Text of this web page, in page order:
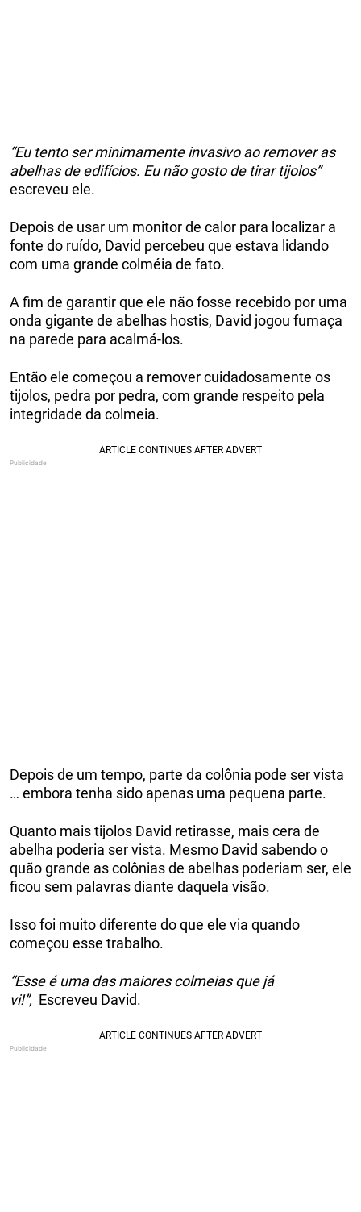
“Eu tento ser minimamente invasivo ao remover as
abelhas de edifícios. Eu não gosto de tirar tijolos”
escreveu ele.
Depois de usar um monitor de calor para localizar a
fonte do ruído, David percebeu que estava lidando
com uma grande colméia de fato.
A fim de garantir que ele não fosse recebido por uma
onda gigante de abelhas hostis, David jogou fumaça
na parede para acalmá-los.
Então ele começou a remover cuidadosamente os
tijolos, pedra por pedra, com grande respeito pela
integridade da colmeia.
Depois de um tempo, parte da colônia pode ser vista
… embora tenha sido apenas uma pequena parte.
Quanto mais tijolos David retirasse, mais cera de
abelha poderia ser vista. Mesmo David sabendo o
quão grande as colônias de abelhas poderiam ser, ele
ficou sem palavras diante daquela visão.
Isso foi muito diferente do que ele via quando
começou esse trabalho.
“Esse é uma das maiores colmeias que já
vi!”, Escreveu David.